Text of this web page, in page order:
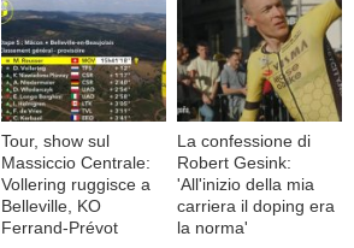
Tour, show sul
Massiccio Centrale:
Vollering ruggisce a
Belleville, KO
Ferrand-Prévot
La confessione di
Robert Gesink:
'All'inizio della mia
carriera il doping era
la norma'